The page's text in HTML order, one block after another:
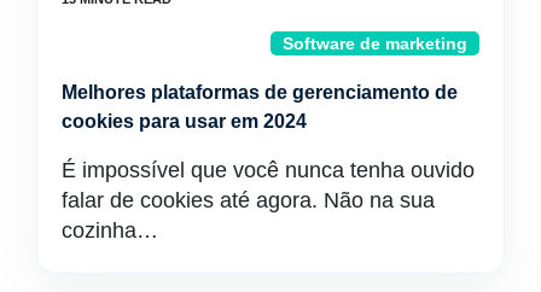
Software de marketing
Melhores plataformas de gerenciamento de
cookies para usar em 2024
É impossível que você nunca tenha ouvido
falar de cookies até agora. Não na sua
cozinha…